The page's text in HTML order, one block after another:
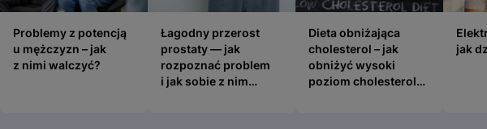
Problemy z potencją
u mężczyzn – jak
z nimi walczyć?
Łagodny przerost
prostaty — jak
rozpoznać problem
i jak sobie z nim
Dieta obniżająca
cholesterol – jak
obniżyć wysoki
poziom cholesterolu i
jak